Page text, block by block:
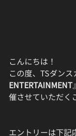
こんにちは！
この度、TSダン
ENTERTAINMENT
催させていただく
エントリーは下記